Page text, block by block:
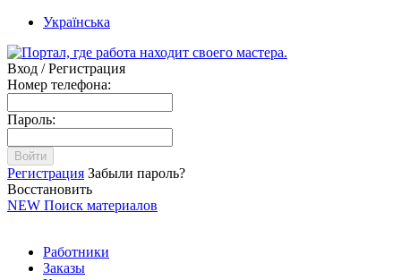
Українська
Вход / Регистрация
Номер телефона:
Пароль:
Войти
Регистрация Забыли пароль?
Восстановить
NEW Поиск материалов
Работники
Заказы